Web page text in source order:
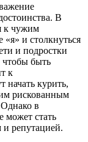
В
к чужим
и столкнуться
и подростки
чтобы быть
к
начать курить,
рискованным
в
может стать
и репутацией.